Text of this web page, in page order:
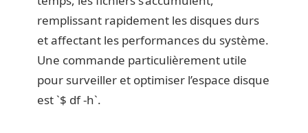
remplissant rapidement les disques durs
et affectant les performances du système.
Une commande particulièrement utile
pour surveiller et optimiser l’espace disque
est `$ df -h`.